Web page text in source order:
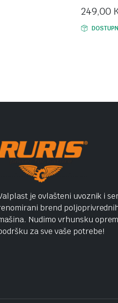
249,00
je ovlašteni uvoznik i
brend
Nudimo vrhunsku
za sve vaše potrebe!